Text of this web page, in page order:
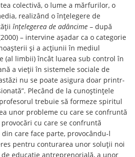
colectivă, o lume a mărfurilor, o
realizând o înțelegere de
înțelegerea de adâncime – după
– intervine așadar ca o categorie
şi a acțiunii în mediul
(al limbii) încât luarea sub control în
a vieții în sistemele sociale de
nu se poate asigura doar printr-
Plecând de la cunoștințele
trebuie să formeze spiritul
unor probleme cu care se confruntă
cu care se confruntă
care face parte, provocându-l
pentru conturarea unor soluții noi
educație antreprenorială, a unor